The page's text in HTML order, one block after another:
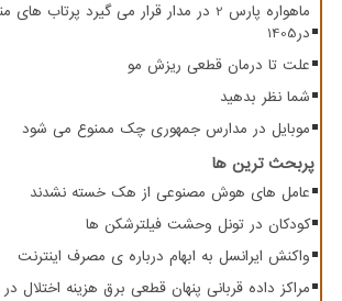
ماهواره پارس 2 در مدار قرار می گیرد پرتاب
در1405
علت تا درمان قطعی ریزش مو
شما نظر بدهید
موبایل در مدارس جمهوری چک ممنوع می شود
پربحث ترین ها
عامل های هوش مصنوعی از هک خسته نشدند
کودکان در تونل وحشت فیلترشکن ها
واکنش ایرانسل به ابهام درباره ی مصرف اینترنت
مراکز داده قربانی پنهان قطعی برق هزینه اختلال